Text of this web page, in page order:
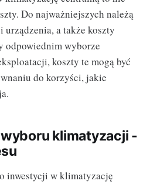
Do najważniejszych należą
a także koszty
odpowiednim wyborze
koszty te mogą być
do korzyści, jakie
klimatyzacji -
inwestycji w klimatyzację